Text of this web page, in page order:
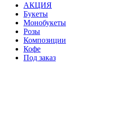
АКЦИЯ
Букеты
Монобукеты
Розы
Композиции
Кофе
Под заказ